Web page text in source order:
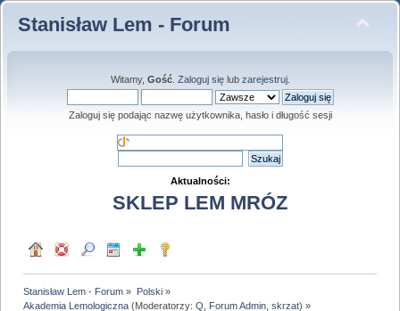
Stanisław Lem - Forum
Witamy, Gość. Zaloguj sięlub zarejestruj.
Zaloguj się podając nazwę użytkownika, hasło i długość sesji
Aktualności:
SKLEP LEM MRÓZ
Stanisław Lem - Forum » Polski»
Akademia Lemologiczna (Moderatorzy:Q Forum Admin ,skrzat) »